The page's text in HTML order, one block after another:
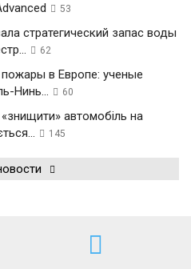
53
стратегический запас воды
62
в Европе: ученые
Нинь...
60
автомобіль на
145